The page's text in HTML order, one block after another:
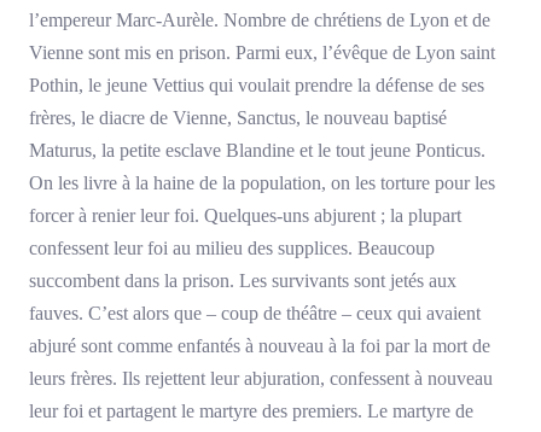
l’empereur Marc-Aurèle. Nombre de chrétiens de Lyon et de
Vienne sont mis en prison. Parmi eux, l’évêque de Lyon saint
Pothin, le jeune Vettius qui voulait prendre la défense de ses
frères, le diacre de Vienne, Sanctus, le nouveau baptisé
Maturus, la petite esclave Blandine et le tout jeune Ponticus.
On les livre à la haine de la population, on les torture pour les
forcer à renier leur foi. Quelques-uns abjurent ; la plupart
confessent leur foi au milieu des supplices. Beaucoup
succombent dans la prison. Les survivants sont jetés aux
fauves. C’est alors que – coup de théâtre – ceux qui avaient
abjuré sont comme enfantés à nouveau à la foi par la mort de
leurs frères. Ils rejettent leur abjuration, confessent à nouveau
leur foi et partagent le martyre des premiers. Le martyre de